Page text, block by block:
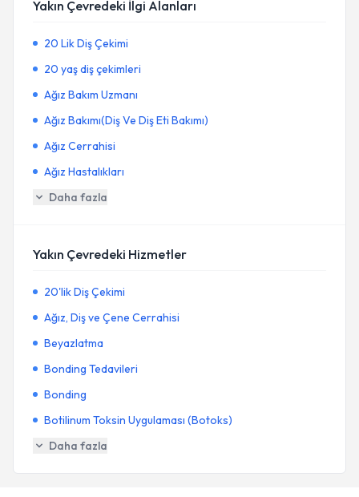
Yakın Çevredeki İlgi Alanları
20 Lik Diş Çekimi
20 yaş diş çekimleri
Ağız Bakım Uzmanı
Ağız Bakımı(Diş Ve Diş Eti Bakımı)
Ağız Cerrahisi
Ağız Hastalıkları
Daha fazla
Yakın Çevredeki Hizmetler
20'lik Diş Çekimi
Ağız, Diş ve Çene Cerrahisi
Beyazlatma
Bonding Tedavileri
Bonding
Botilinum Toksin Uygulaması (Botoks)
Daha fazla